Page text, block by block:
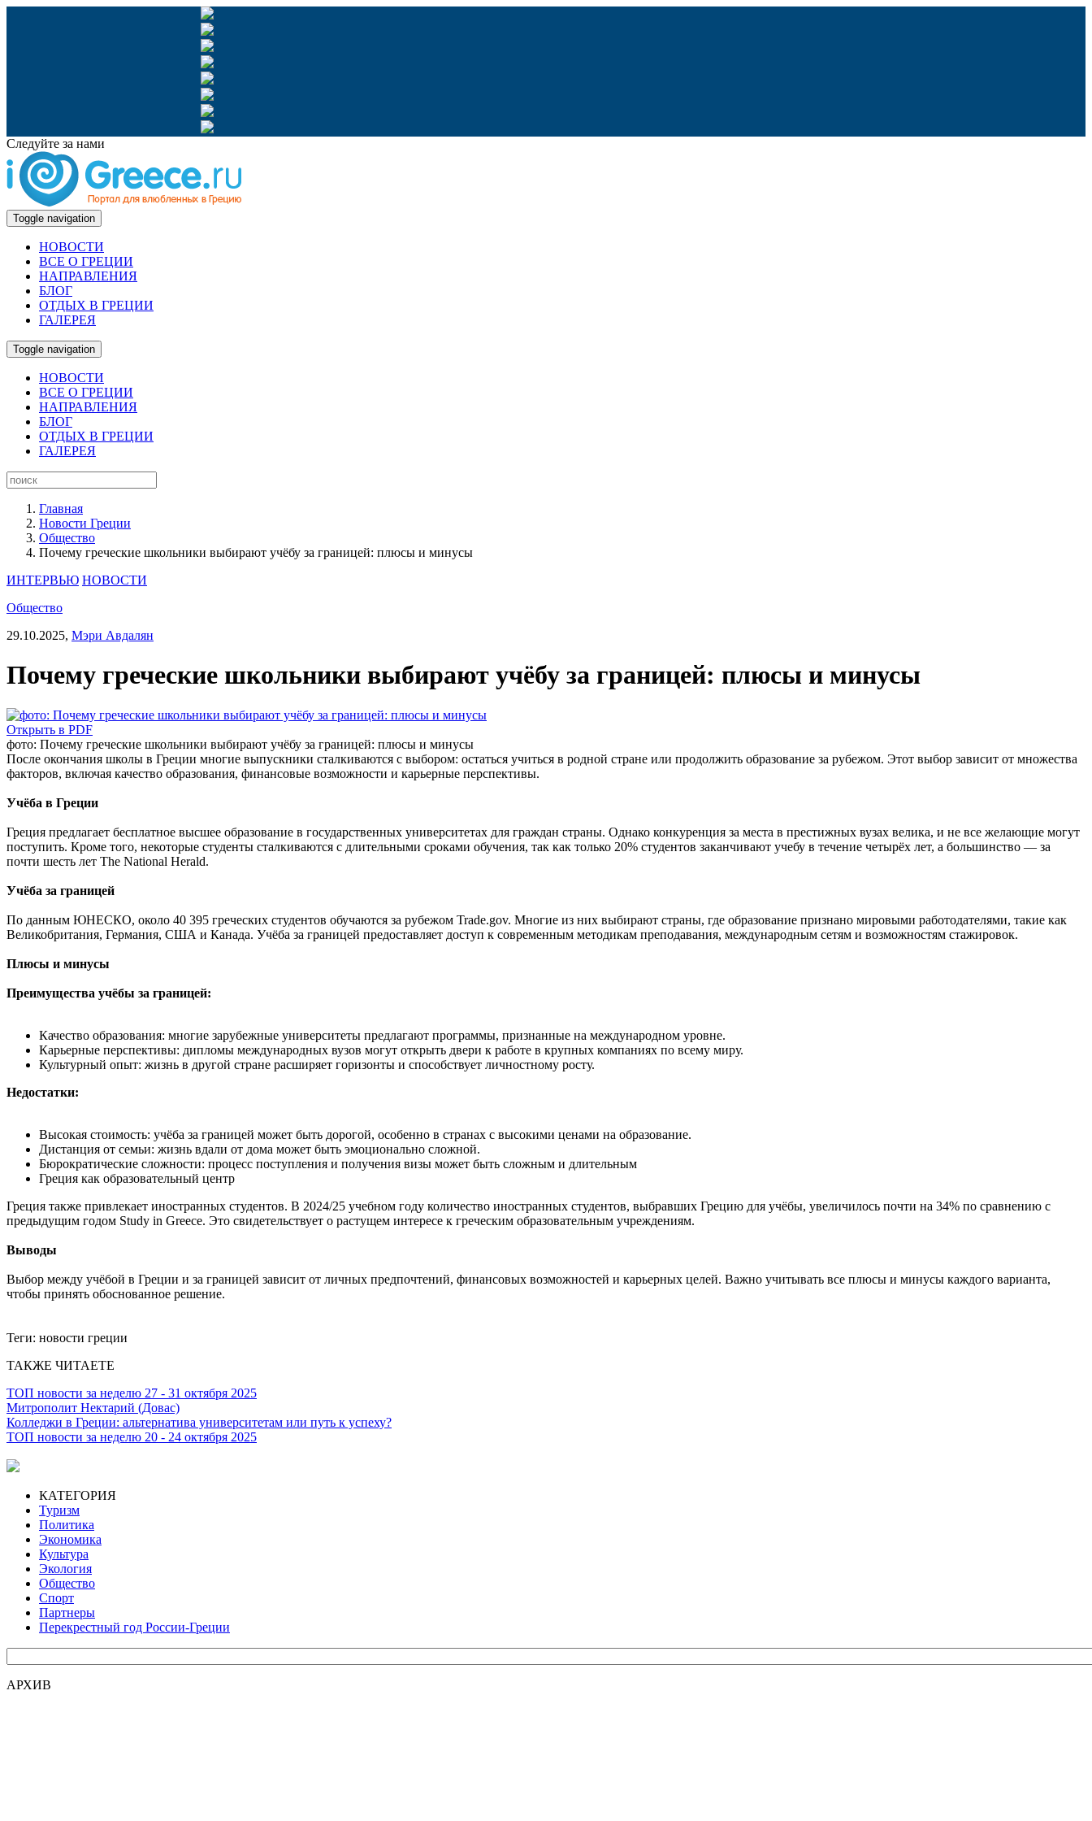
Следуйте за нами
Toggle navigation
НОВОСТИ
ВСЕ О ГРЕЦИИ
НАПРАВЛЕНИЯ
БЛОГ
ОТДЫХ В ГРЕЦИИ
ГАЛЕРЕЯ
Toggle navigation
НОВОСТИ
ВСЕ О ГРЕЦИИ
НАПРАВЛЕНИЯ
БЛОГ
ОТДЫХ В ГРЕЦИИ
ГАЛЕРЕЯ
Главная
Новости Греции
Общество
Почему греческие школьники выбирают учёбу за границей: плюсы и минусы
ИНТЕРВЬЮ НОВОСТИ
Общество
29.10.2025, Мэри Авдалян
Почему греческие школьники выбирают учёбу за границей: плюсы и минусы
Открыть в PDF
фото: Почему греческие школьники выбирают учёбу за границей: плюсы и минусы
После окончания школы в Греции многие выпускники сталкиваются с выбором: остаться учиться в родной стране или продолжить образование за рубежом. Этот выбор зависит от множества
факторов, включая качество образования, финансовые возможности и карьерные перспективы.
Учёба в Греции
Греция предлагает бесплатное высшее образование в государственных университетах для граждан страны. Однако конкуренция за места в престижных вузах велика, и не все желающие могут
поступить. Кроме того, некоторые студенты сталкиваются с длительными сроками обучения, так как только 20% студентов заканчивают учебу в течение четырёх лет, а большинство — за
почти шесть лет The National Herald.
Учёба за границей
По данным ЮНЕСКО, около 40 395 греческих студентов обучаются за рубежом Trade.gov. Многие из них выбирают страны, где образование признано мировыми работодателями, такие как
Великобритания, Германия, США и Канада. Учёба за границей предоставляет доступ к современным методикам преподавания, международным сетям и возможностям стажировок.
Плюсы и минусы
Преимущества учёбы за границей:
Качество образования: многие зарубежные университеты предлагают программы, признанные на международном уровне.
Карьерные перспективы: дипломы международных вузов могут открыть двери к работе в крупных компаниях по всему миру.
Культурный опыт: жизнь в другой стране расширяет горизонты и способствует личностному росту.
Недостатки:
Высокая стоимость: учёба за границей может быть дорогой, особенно в странах с высокими ценами на образование.
Дистанция от семьи: жизнь вдали от дома может быть эмоционально сложной.
Бюрократические сложности: процесс поступления и получения визы может быть сложным и длительным
Греция как образовательный центр
Греция также привлекает иностранных студентов. В 2024/25 учебном году количество иностранных студентов, выбравших Грецию для учёбы, увеличилось почти на 34% по сравнению с
предыдущим годом Study in Greece. Это свидетельствует о растущем интересе к греческим образовательным учреждениям.
Выводы
Выбор между учёбой в Греции и за границей зависит от личных предпочтений, финансовых возможностей и карьерных целей. Важно учитывать все плюсы и минусы каждого варианта,
чтобы принять обоснованное решение.
Теги: новости греции
ТАКЖЕ ЧИТАЕТЕ
ТОП новости за неделю 27 - 31 октября 2025
Митрополит Нектарий (Довас)
Колледжи в Греции: альтернатива университетам или путь к успеху?
ТОП новости за неделю 20 - 24 октября 2025
КАТЕГОРИЯ
Туризм
Политика
Экономика
Культура
Экология
Общество
Спорт
Партнеры
Перекрестный год России-Греции
АРХИВ